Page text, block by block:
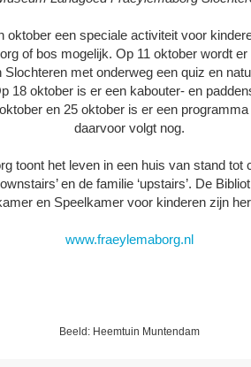
oktober een speciale activiteit voor
of bos mogelijk. Op 11 oktober wordt
Slochteren met onderweg een quiz en
18 oktober is er een kabouter- en
en 25 oktober is er een
daarvoor volgt nog.
toont het leven in een huis van stand tot
en de familie ‘upstairs’. De
en Speelkamer voor kinderen zijn
www.fraeylemaborg.nl
Beeld: Heemtuin Muntendam